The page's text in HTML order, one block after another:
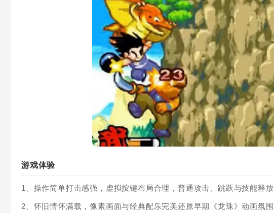
游戏体验
1、操作简单打击感强，虚拟按键布局合理，普通攻击、跳跃与技能释
2、怀旧情怀满载，像素画面与经典配乐完美还原早期《龙珠》动画氛